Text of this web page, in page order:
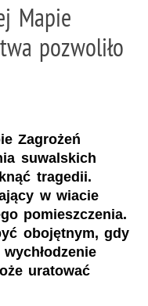
Mapie
pozwoliło
Zagrożeń
suwalskich
tragedii.
w wiacie
pomieszczenia.
obojętnym, gdy
uratować